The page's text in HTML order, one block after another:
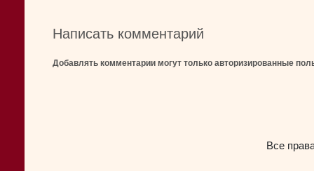
Написать комментарий
Добавлять комментарии могут только авторизированные
Все